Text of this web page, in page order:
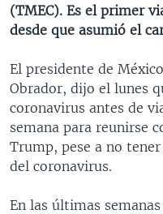
FORO [RADIO]
DEPORTIVO
NOTA ECONÓMICA
ENTRETENIMIENTO
(TMEC). Es el primer
desde que asumió el
El presidente de
Obrador, dijo el lunes
coronavirus antes de
semana para reunirse
Trump, pese a no
del coronavirus.
En las últimas